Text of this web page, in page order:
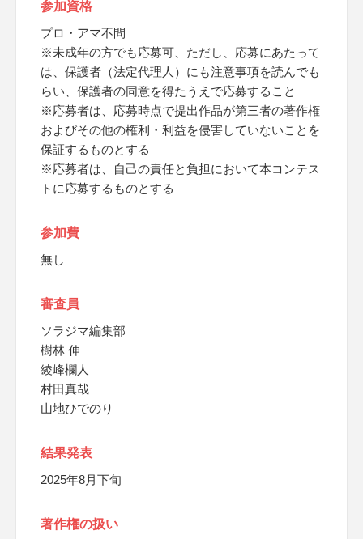
参加資格
プロ・アマ不問
※未成年の方でも応募可、ただし、応募にあたって
は、保護者（法定代理人）にも注意事項を読んでも
らい、保護者の同意を得たうえで応募すること
※応募者は、応募時点で提出作品が第三者の著作権
およびその他の権利・利益を侵害していないことを
保証するものとする
※応募者は、自己の責任と負担において本コンテス
トに応募するものとする
参加費
無し
審査員
ソラジマ編集部
樹林 伸
綾峰欄人
村田真哉
山地ひでのり
結果発表
2025年8月下旬
著作権の扱い